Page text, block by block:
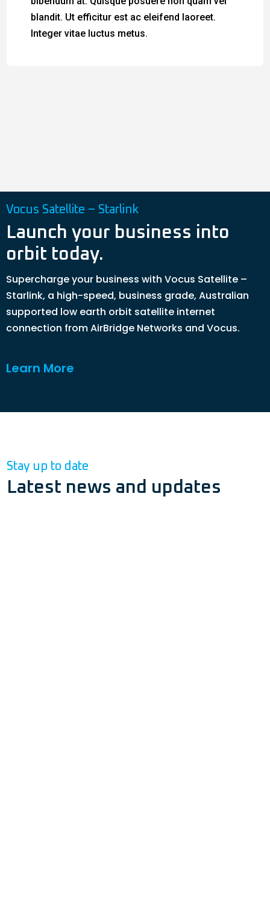
blandit. Ut efficitur est ac eleifend laoreet.
Integer vitae luctus metus.
Vocus Satellite – Starlink
Launch your business into
orbit today.
Supercharge your business with Vocus Satellite –
Starlink, a high-speed, business grade, Australian
supported low earth orbit satellite internet
connection from AirBridge Networks and Vocus.
Learn More
Stay up to date
Latest news and updates